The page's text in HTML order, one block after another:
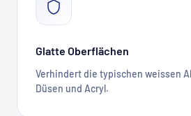
Glatte Oberflächen
Verhindert die typischen weissen
Düsen und Acryl.